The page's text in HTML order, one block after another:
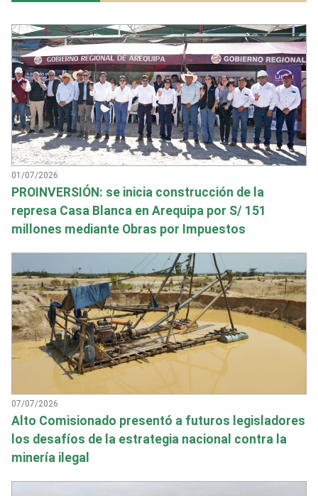
01/07/2026
PROINVERSIÓN: se inicia construcción de la
represa Casa Blanca en Arequipa por S/ 151
millones mediante Obras por Impuestos
07/07/2026
Alto Comisionado presentó a futuros legisladores
los desafíos de la estrategia nacional contra la
minería ilegal